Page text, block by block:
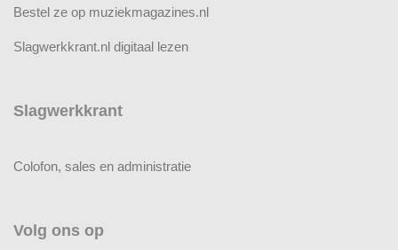
Bestel ze op muziekmagazines.nl
Slagwerkkrant.nl digitaal lezen
Slagwerkkrant
Colofon, sales en administratie
Volg ons op